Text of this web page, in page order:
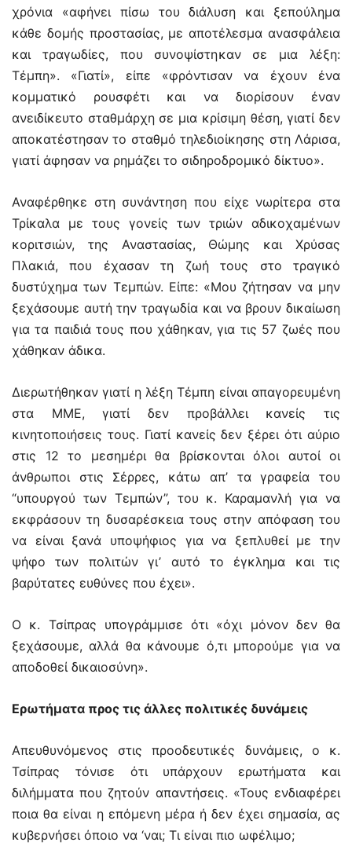
χρόνια «αφήνει πίσω του διάλυση και ξεπούλημα
κάθε δομής προστασίας, με αποτέλεσμα ανασφάλεια
και τραγωδίες, που συνοψίστηκαν σε μια λέξη:
Τέμπη». «Γιατί», είπε «φρόντισαν να έχουν ένα
κομματικό ρουσφέτι και να διορίσουν έναν
ανειδίκευτο σταθμάρχη σε μια κρίσιμη θέση, γιατί δεν
αποκατέστησαν το σταθμό τηλεδιοίκησης στη Λάρισα,
γιατί άφησαν να ρημάζει το σιδηροδρομικό δίκτυο».
Αναφέρθηκε στη συνάντηση που είχε νωρίτερα στα
Τρίκαλα με τους γονείς των τριών αδικοχαμένων
κοριτσιών, της Αναστασίας, Θώμης και Χρύσας
Πλακιά, που έχασαν τη ζωή τους στο τραγικό
δυστύχημα των Τεμπών. Είπε: «Μου ζήτησαν να μην
ξεχάσουμε αυτή την τραγωδία και να βρουν δικαίωση
για τα παιδιά τους που χάθηκαν, για τις 57 ζωές που
χάθηκαν άδικα.
Διερωτήθηκαν γιατί η λέξη Τέμπη είναι απαγορευμένη
στα ΜΜΕ, γιατί δεν προβάλλει κανείς τις
κινητοποιήσεις τους. Γιατί κανείς δεν ξέρει ότι αύριο
στις 12 το μεσημέρι θα βρίσκονται όλοι αυτοί οι
άνθρωποι στις Σέρρες, κάτω απ’ τα γραφεία του
“υπουργού των Τεμπών”, του κ. Καραμανλή για να
εκφράσουν τη δυσαρέσκεια τους στην απόφαση του
να είναι ξανά υποψήφιος για να ξεπλυθεί με την
ψήφο των πολιτών γι’ αυτό το έγκλημα και τις
βαρύτατες ευθύνες που έχει».
Ο κ. Τσίπρας υπογράμμισε ότι «όχι μόνον δεν θα
ξεχάσουμε, αλλά θα κάνουμε ό,τι μπορούμε για να
αποδοθεί δικαιοσύνη».
Ερωτήματα προς τις άλλες πολιτικές δυνάμεις
Απευθυνόμενος στις προοδευτικές δυνάμεις, ο κ.
Τσίπρας τόνισε ότι υπάρχουν ερωτήματα και
διλήμματα που ζητούν απαντήσεις. «Τους ενδιαφέρει
ποια θα είναι η επόμενη μέρα ή δεν έχει σημασία, ας
κυβερνήσει όποιο να ‘ναι; Τι είναι πιο ωφέλιμο;